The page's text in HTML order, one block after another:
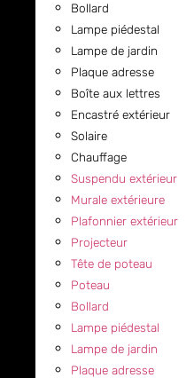
Bollard
Lampe piédestal
Lampe de jardin
Plaque adresse
Boîte aux lettres
Encastré extérieur
Solaire
Chauffage
Suspendu extérieur
Murale extérieure
Plafonnier extérieur
Projecteur
Tête de poteau
Poteau
Bollard
Lampe piédestal
Lampe de jardin
Plaque adresse